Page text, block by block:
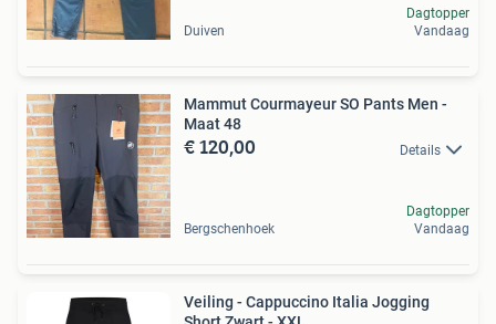
Duiven
Dagtopper
Vandaag
Mammut Courmayeur SO Pants Men -
Maat 48
€ 120,00 Details
Bergschenhoek
Dagtopper
Vandaag
Veiling - Cappuccino Italia Jogging